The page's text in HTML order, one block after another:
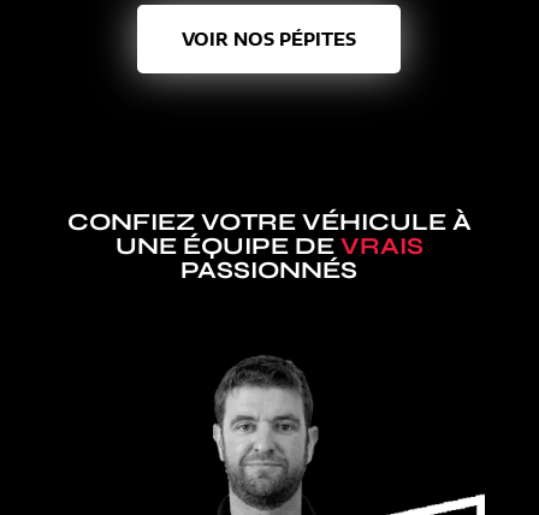
VOIR NOS PÉPITES
CONFIEZ VOTRE VÉHICULE À
UNE ÉQUIPE DE VRAIS
PASSIONNÉS